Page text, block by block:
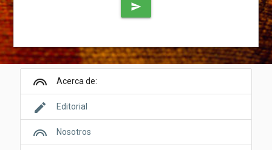
send
looks Acerca de:
edit Editorial
looks Nosotros